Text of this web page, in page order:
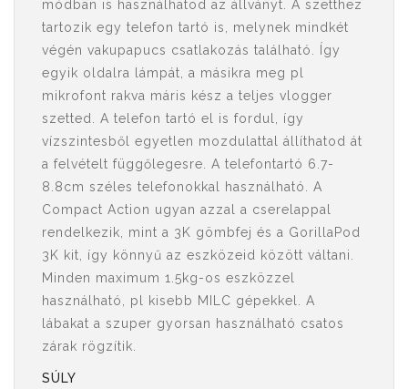
módban is használhatod az állványt. A szetthez
tartozik egy telefon tartó is, melynek mindkét
végén vakupapucs csatlakozás található. Így
egyik oldalra lámpát, a másikra meg pl
mikrofont rakva máris kész a teljes vlogger
szetted. A telefon tartó el is fordul, így
vízszintesből egyetlen mozdulattal állíthatod át
a felvételt függőlegesre. A telefontartó 6.7-
8.8cm széles telefonokkal használható. A
Compact Action ugyan azzal a cserelappal
rendelkezik, mint a 3K gömbfej és a GorillaPod
3K kit, így könnyű az eszközeid között váltani.
Minden maximum 1.5kg-os eszközzel
használható, pl kisebb MILC gépekkel. A
lábakat a szuper gyorsan használható csatos
zárak rögzítik.
SÚLY